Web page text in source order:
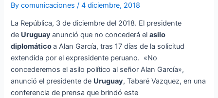
Bycomunicaciones/4 diciembre, 2018
La República, 3 de diciembre del 2018. El presidente
de Uruguayanunció que no concederá elasilo
diplomáticoa Alan García, tras 17 días de la solicitud
extendida por el expresidente peruano. «No
concederemos el asilo político al señor Alan García»,
anunció el presidente de Uruguay, Tabaré Vazquez, en una
conferencia de prensa que brindó este